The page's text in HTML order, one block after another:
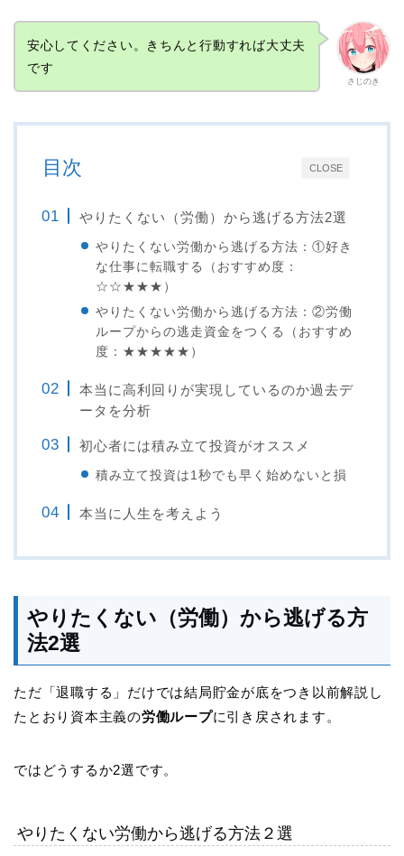
さじのき
安心してください。きちんと行動すれば大丈夫
です
CLOSE
目次
やりたくない（労働）から逃げる方法2選
やりたくない労働から逃げる方法：①好き
な仕事に転職する（おすすめ度：
☆☆★★★）
やりたくない労働から逃げる方法：②労働
ループからの逃走資金をつくる（おすすめ
度：★★★★★）
本当に高利回りが実現しているのか過去デ
ータを分析
初心者には積み立て投資がオススメ
積み立て投資は1秒でも早く始めないと損
本当に人生を考えよう
やりたくない（労働）から逃げる方
法2選
ただ「退職する」だけでは結局貯金が底をつき以前解説し
たとおり資本主義の労働ループに引き戻されます。
ではどうするか2選です。
やりたくない労働から逃げる方法２選